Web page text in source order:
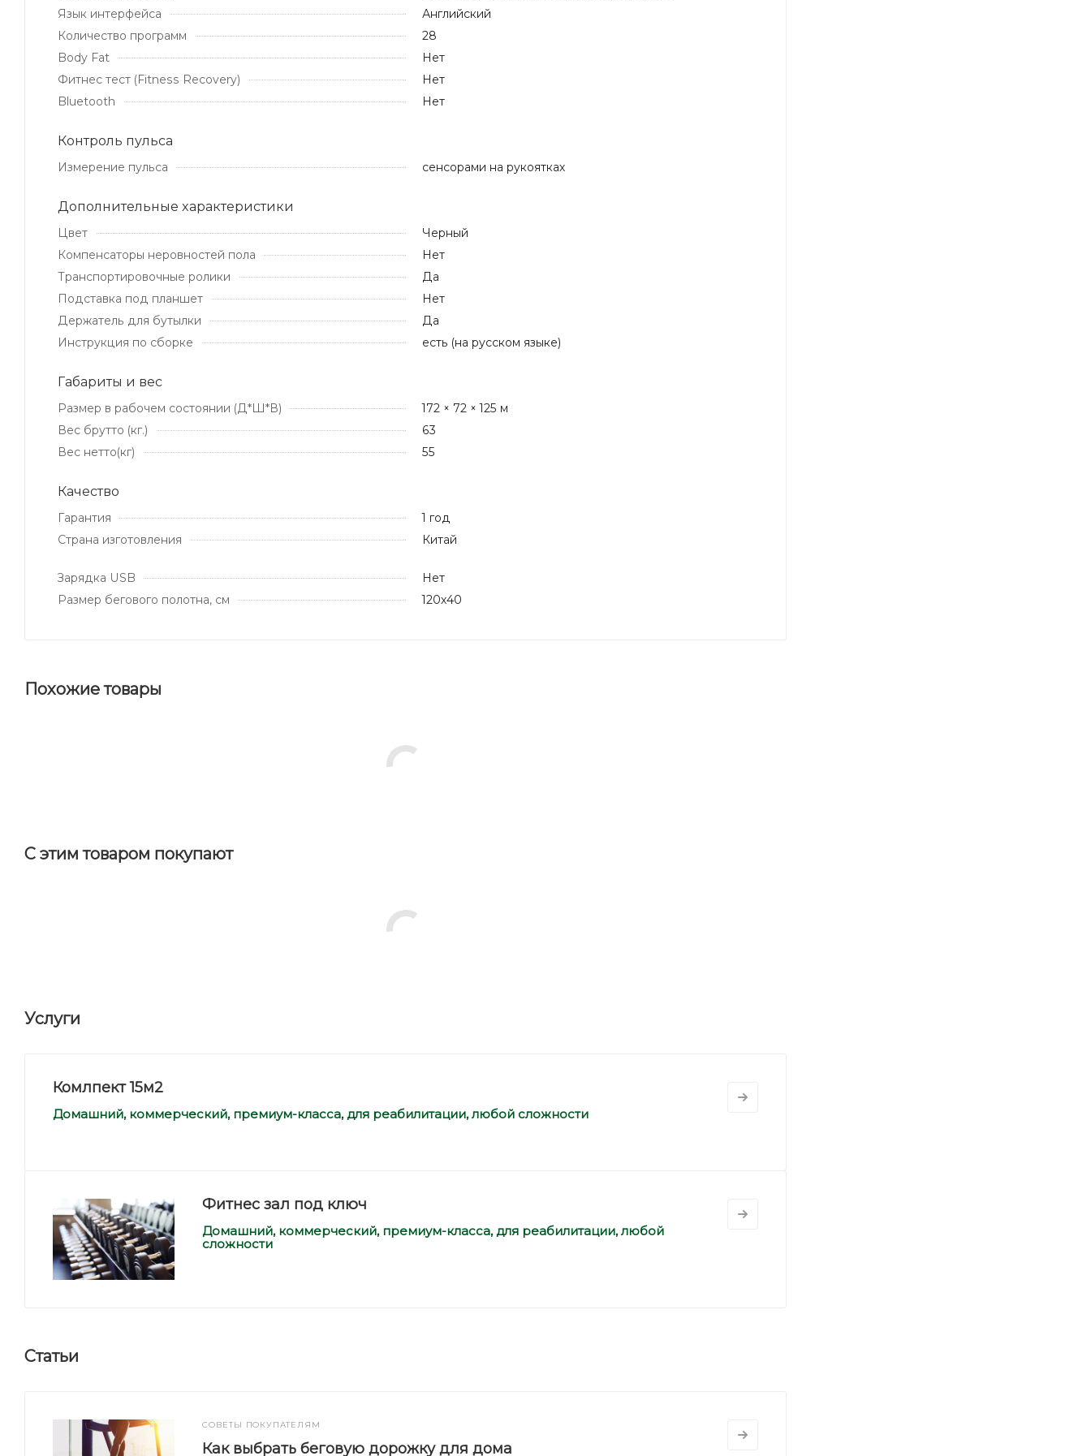
Язык интерфейса
Английский
Количество программ
28
Body Fat
Нет
Фитнес тест (Fitness Recovery)
Нет
Bluetooth
Нет
Контроль пульса
Измерение пульса сенсорами на рукоятках
Дополнительные xарактеристики
Цвет
Черный
Компенсаторы неровностей пола
Нет
Транспортировочные ролики
Да
Подставка под планшет
Нет
Держатель для бутылки
Да
Инструкция по сборке
есть (на русском языке)
Габариты и вес
Размер в рабочем состоянии (Д*Ш*В)
172 × 72 × 125 м
Вес брутто (кг.)
63
Вес нетто(кг)
55
Качество
Гарантия
1 год
Страна изготовления
Китай
Зарядка USB
Нет
Размер бегового полотна, см
120х40
Похожие товары
С этим товаром покупают
Услуги
Комлпект 15м2
Домашний, коммерческий, премиум-класса, для реабилитации,любой сложности
Фитнес зал под ключ
Домашний, коммерческий, премиум-класса, для реабилитации,любой
сложности
Статьи
СОВЕТЫ ПОКУПАТЕЛЯМ
Как выбрать беговую дорожку для дома